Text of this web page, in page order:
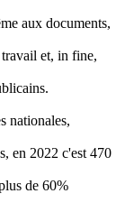
aux documents,
et, in fine,
nationales,
en 2022 c'est 470
de 60%